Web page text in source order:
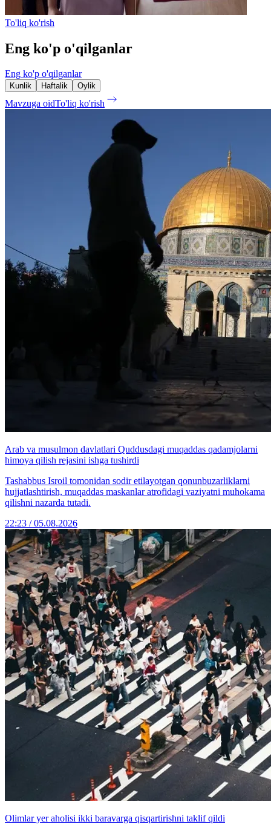
To'liq ko'rish
Eng ko'p o'qilganlar
Eng ko'p o'qilganlar
Kunlik Haftalik Oylik
Mavzuga oidTo'liq ko'rish
Arab va musulmon davlatlari Quddusdagi muqaddas qadamjolarni
himoya qilish rejasini ishga tushirdi
Tashabbus Isroil tomonidan sodir etilayotgan qonunbuzarliklarni
hujjatlashtirish, muqaddas maskanlar atrofidagi vaziyatni muhokama
qilishni nazarda tutadi.
22:23 / 05.08.2026
Olimlar yer aholisi ikki baravarga qisqartirishni taklif qildi